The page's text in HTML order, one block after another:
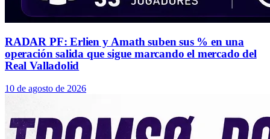
RADAR PF: Erlien y Amath suben sus % en una
operación salida que sigue marcando el mercado del
Real Valladolid
10 de agosto de 2026